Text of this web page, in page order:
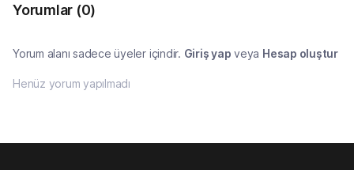
Yorumlar (0)
Yorum alanı sadece üyeler içindir. Giriş yap veya Hesap oluştur
Henüz yorum yapılmadı